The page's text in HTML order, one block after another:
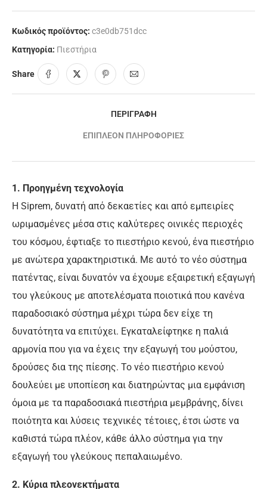
Κωδικός προϊόντος: c3e0db751dcc
Κατηγορία: Πιεστήρια
Share
ΠΕΡΙΓΡΑΦΉ
ΕΠΙΠΛΈΟΝ ΠΛΗΡΟΦΟΡΊΕΣ
1. Προηγμένη τεχνολογία
Η Siprem, δυνατή από δεκαετίες και από εμπειρίες
ωριμασμένες μέσα στις καλύτερες οινικές περιοχές
του κόσμου, έφτιαξε το πιεστήριο κενού, ένα πιεστήριο
με ανώτερα χαρακτηριστικά. Με αυτό το νέο σύστημα
πατέντας, είναι δυνατόν να έχουμε εξαιρετική εξαγωγή
του γλεύκους με αποτελέσματα ποιοτικά που κανένα
παραδοσιακό σύστημα μέχρι τώρα δεν είχε τη
δυνατότητα να επιτύχει. Εγκαταλείφτηκε η παλιά
αρμονία που για να έχεις την εξαγωγή του μούστου,
δρούσες δια της πίεσης. Το νέο πιεστήριο κενού
δουλεύει με υποπίεση και διατηρώντας μια εμφάνιση
όμοια με τα παραδοσιακά πιεστήρια μεμβράνης, δίνει
ποιότητα και λύσεις τεχνικές τέτοιες, έτσι ώστε να
καθιστά τώρα πλέον, κάθε άλλο σύστημα για την
εξαγωγή του γλεύκους πεπαλαιωμένο.
2. Κύρια πλεονεκτήματα